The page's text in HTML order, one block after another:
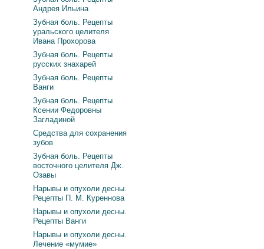
Андрея Ильина
Зубная боль. Рецепты
уральского целителя
Ивана Прохорова
Зубная боль. Рецепты
русских знахарей
Зубная боль. Рецепты
Ванги
Зубная боль. Рецепты
Ксении Федоровны
Загладиной
Средства для сохранения
зубов
Зубная боль. Рецепты
восточного целителя Дж.
Озавы
Нарывы и опухоли десны.
Рецепты П. М. Куреннова
Нарывы и опухоли десны.
Рецепты Ванги
Нарывы и опухоли десны.
Лечение «мумие»